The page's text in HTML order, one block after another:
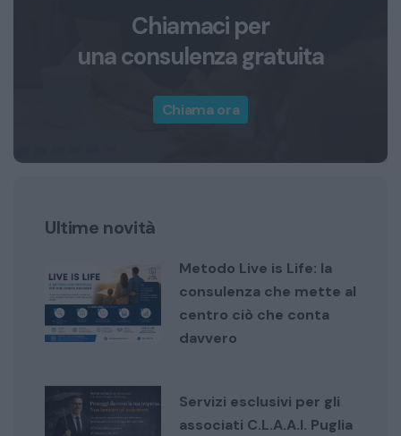
Chiamaci per
una consulenza gratuita
Chiama ora
Ultime novità
Metodo Live is Life: la
consulenza che mette al
centro ciò che conta
davvero
Servizi esclusivi per gli
associati C.L.A.A.I. Puglia